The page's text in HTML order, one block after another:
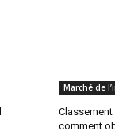
Marché de
comment